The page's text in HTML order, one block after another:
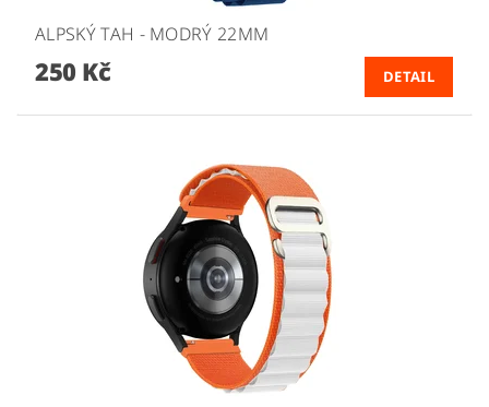
ALPSKÝ TAH - MODRÝ 22MM
250 Kč DETAIL